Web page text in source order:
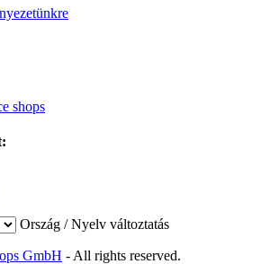
shops
Ország / Nyelv változtatás
GmbH - All rights reserved.